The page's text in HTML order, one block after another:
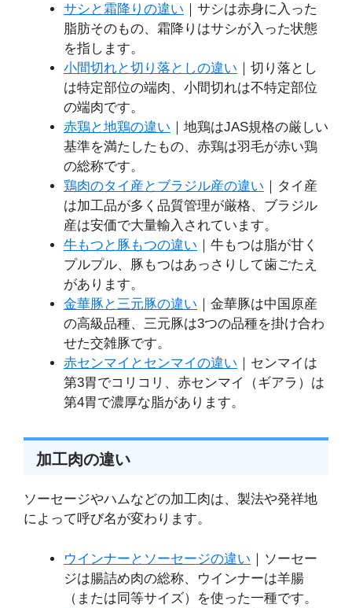
サシと霜降りの違い ｜サシは赤身に入った
脂肪そのもの、霜降りはサシが入った状態
を指します。
小間切れと切り落としの違い ｜切り落とし
は特定部位の端肉、小間切れは不特定部位
の端肉です。
赤鶏と地鶏の違い ｜地鶏はJAS規格の厳しい
基準を満たしたもの、赤鶏は羽毛が赤い鶏
の総称です。
鶏肉のタイ産とブラジル産の違い ｜タイ産
は加工品が多く品質管理が厳格、ブラジル
産は安価で大量輸入されています。
牛もつと豚もつの違い ｜牛もつは脂が甘く
プルプル、豚もつはあっさりして歯ごたえ
があります。
金華豚と三元豚の違い ｜金華豚は中国原産
の高級品種、三元豚は3つの品種を掛け合わ
せた交雑豚です。
赤センマイとセンマイの違い ｜センマイは
第3胃でコリコリ、赤センマイ（ギアラ）は
第4胃で濃厚な脂があります。
加工肉の違い
ソーセージやハムなどの加工肉は、製法や発祥地
によって呼び名が変わります。
ウインナーとソーセージの違い ｜ソーセー
ジは腸詰め肉の総称、ウインナーは羊腸
（または同等サイズ）を使った一種です。